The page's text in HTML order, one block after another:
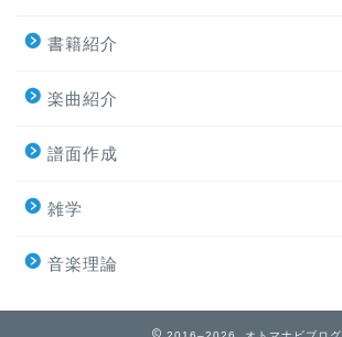
書籍紹介
楽曲紹介
譜面作成
雑学
音楽理論